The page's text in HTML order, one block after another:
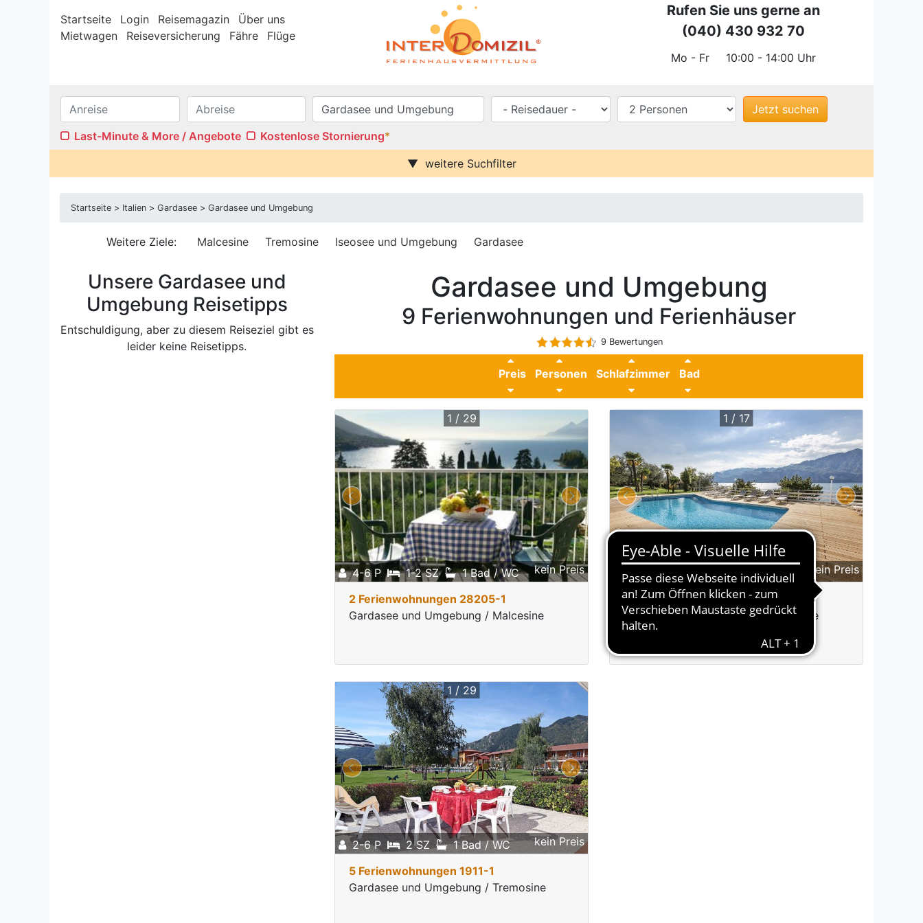
Startseite Login Reisemagazin
Über uns
Mietwagen
Reiseversicherung Fähre Flüge
Rufen Sie uns gerne an
(040) 430 932 70
Mo - Fr 10:00 - 14:00 Uhr
Last-Minute & More / Angebote Kostenlose Stornierung*
weitere Suchfilter
Sauna
Klimaanlage
Ferienwohnungen
Pool
Wasserblick
Ferienhäuser
Startseite > Italien > Gardasee > Gardasee und Umgebung
Weitere Ziele: Malcesine Tremosine Iseosee und Umgebung
Gardasee
Gardasee und Umgebung
9 Ferienwohnungen und Ferienhäuser
9 Bewertungen
Preis Personen Schlafzimmer Bad
4-6 P 1-2 SZ 1 Bad / WC kein Preis
1 / 29
2 Ferienwohnungen 28205-1
Gardasee und Umgebung / Malcesine
2-4 P 1 SZ 1 Bad / WC kein Preis
1 / 17
2 Ferienwohnungen 28205-2
Gardasee und Umgebung / Malcesine
2-6 P 2 SZ 1 Bad / WC kein Preis
1 / 29
5 Ferienwohnungen 1911-1
Gardasee und Umgebung / Tremosine
Unsere Gardasee und
Umgebung Reisetipps
Entschuldigung, aber zu diesem Reiseziel gibt es
leider keine Reisetipps.